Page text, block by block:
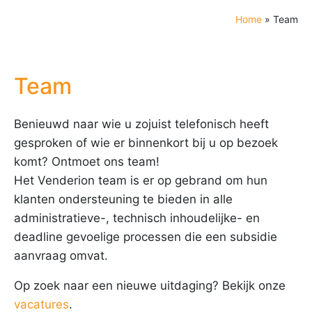
Home » Team
Team
Benieuwd naar wie u zojuist telefonisch heeft
gesproken of wie er binnenkort bij u op bezoek
komt? Ontmoet ons team!
Het Venderion team is er op gebrand om hun
klanten ondersteuning te bieden in alle
administratieve-, technisch inhoudelijke- en
deadline gevoelige processen die een subsidie
aanvraag omvat.
Op zoek naar een nieuwe uitdaging? Bekijk onze
vacatures.